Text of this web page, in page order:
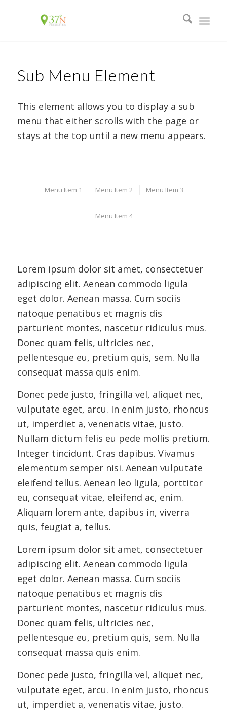
Sub Menu Element
This element allows you to display a sub
menu that either scrolls with the page or
stays at the top until a new menu appears.
Menu Item 1 Menu Item 2 Menu Item 3
Menu Item 4
Lorem ipsum dolor sit amet, consectetuer
adipiscing elit. Aenean commodo ligula
eget dolor. Aenean massa. Cum sociis
natoque penatibus et magnis dis
parturient montes, nascetur ridiculus mus.
Donec quam felis, ultricies nec,
pellentesque eu, pretium quis, sem. Nulla
consequat massa quis enim.
Donec pede justo, fringilla vel, aliquet nec,
vulputate eget, arcu. In enim justo, rhoncus
ut, imperdiet a, venenatis vitae, justo.
Nullam dictum felis eu pede mollis pretium.
Integer tincidunt. Cras dapibus. Vivamus
elementum semper nisi. Aenean vulputate
eleifend tellus. Aenean leo ligula, porttitor
eu, consequat vitae, eleifend ac, enim.
Aliquam lorem ante, dapibus in, viverra
quis, feugiat a, tellus.
Lorem ipsum dolor sit amet, consectetuer
adipiscing elit. Aenean commodo ligula
eget dolor. Aenean massa. Cum sociis
natoque penatibus et magnis dis
parturient montes, nascetur ridiculus mus.
Donec quam felis, ultricies nec,
pellentesque eu, pretium quis, sem. Nulla
consequat massa quis enim.
Donec pede justo, fringilla vel, aliquet nec,
vulputate eget, arcu. In enim justo, rhoncus
ut, imperdiet a, venenatis vitae, justo.